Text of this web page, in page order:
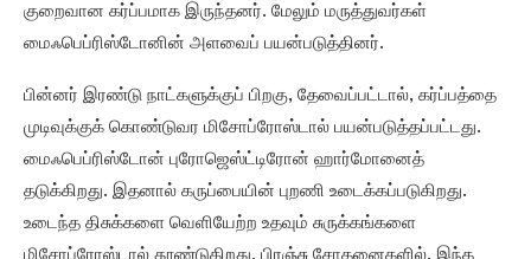
குறைவான கர்ப்பமாக இருந்தனர். மேலும் மருத்துவர்கள்
மைஃபெப்ரிஸ்டோனின் அளவைப் பயன்படுத்தினர்.
பின்னர் இரண்டு நாட்களுக்குப் பிறகு, தேவைப்பட்டால், கர்ப்பத்தை
முடிவுக்குக் கொண்டுவர மிசோப்ரோஸ்டால் பயன்படுத்தப்பட்டது.
மைஃபெப்ரிஸ்டோன் புரோஜெஸ்ட்டிரோன் ஹார்மோனைத்
தடுக்கிறது. இதனால் கருப்பையின் புறணி உடைக்கப்படுகிறது.
உடைந்த திசுக்களை வெளியேற்ற உதவும் சுருக்கங்களை